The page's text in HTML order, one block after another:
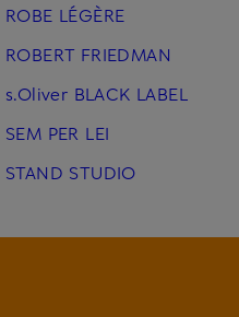
ROBE LÉGÈRE
ROBERT FRIEDMAN
s.Oliver BLACK LABEL
SEM PER LEI
STAND STUDIO